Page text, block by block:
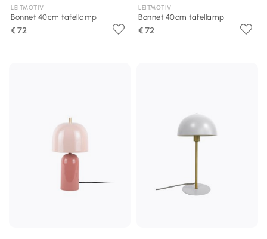
LEITMOTIV
Bonnet 40cm tafellamp
€ 72
LEITMOTIV
Bonnet 40cm tafellamp
€ 72